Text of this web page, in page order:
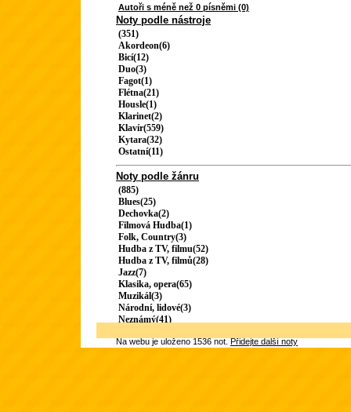
Autoři s méně než 0 písněmi (0)
Noty podle nástroje
(351)
Akordeon(6)
Bicí(12)
Duo(3)
Fagot(1)
Flétna(21)
Housle(1)
Klarinet(2)
Klavír(559)
Kytara(32)
Ostatní(11)
Noty podle žánru
(885)
Blues(25)
Dechovka(2)
Filmová Hudba(1)
Folk, Country(3)
Hudba z TV, filmu(52)
Hudba z TV, filmů(28)
Jazz(7)
Klasika, opera(65)
Muzikál(3)
Národní, lidové(3)
Neznámý(41)
Na webu je uloženo 1536 not.Přidejte další noty